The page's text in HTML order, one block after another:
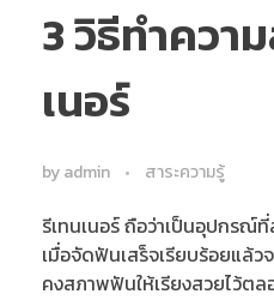
3 วิธีทำควา
เนอร์
byadmin สาระความรู้
รีเทนเนอร์ ถือว่าเป็นอุปกร
เมื่อจัดฟันเสร็จเรียบร้อยแล้ว
คงสภาพฟันให้เรียงสวยไว้ตล